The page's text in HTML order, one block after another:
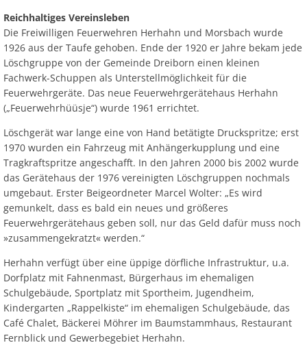
Reichhaltiges Vereinsleben
Die Freiwilligen Feuerwehren Herhahn und Morsbach wurde
1926 aus der Taufe gehoben. Ende der 1920 er Jahre bekam jede
Löschgruppe von der Gemeinde Dreiborn einen kleinen
Fachwerk-Schuppen als Unterstellmöglichkeit für die
Feuerwehrgeräte. Das neue Feuerwehrgerätehaus Herhahn
(„Feuerwehrhüüsje“) wurde 1961 errichtet.
Löschgerät war lange eine von Hand betätigte Druckspritze; erst
1970 wurden ein Fahrzeug mit Anhängerkupplung und eine
Tragkraftspritze angeschafft. In den Jahren 2000 bis 2002 wurde
das Gerätehaus der 1976 vereinigten Löschgruppen nochmals
umgebaut. Erster Beigeordneter Marcel Wolter: „Es wird
gemunkelt, dass es bald ein neues und größeres
Feuerwehrgerätehaus geben soll, nur das Geld dafür muss noch
»zusammengekratzt« werden.“
Herhahn verfügt über eine üppige dörfliche Infrastruktur, u.a.
Dorfplatz mit Fahnenmast, Bürgerhaus im ehemaligen
Schulgebäude, Sportplatz mit Sportheim, Jugendheim,
Kindergarten „Rappelkiste“ im ehemaligen Schulgebäude, das
Café Chalet, Bäckerei Möhrer im Baumstammhaus, Restaurant
Fernblick und Gewerbegebiet Herhahn.